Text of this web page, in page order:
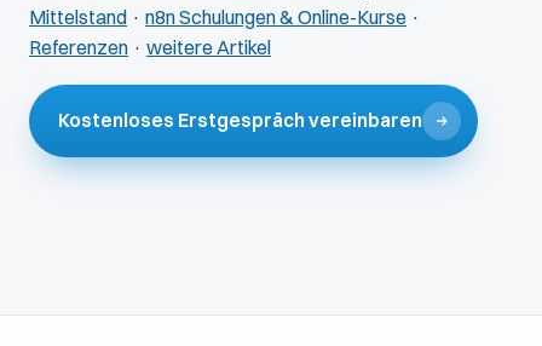
Mittelstand · n8n Schulungen & Online-Kurse ·
Referenzen · weitere Artikel
Kostenloses Erstgespräch vereinbaren